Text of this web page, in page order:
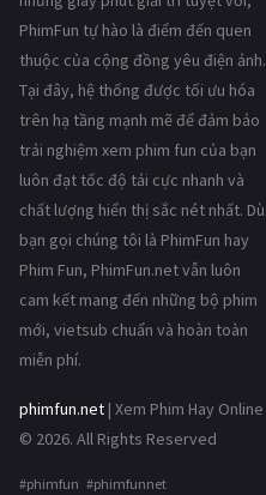
PhimFun tự hào là điểm đến quen
thuộc của cộng đồng yêu điện ảnh.
Tại đây, hệ thống được tối ưu hóa
trên hạ tầng mạnh mẽ để đảm bảo
trải nghiệm xem phim fun của bạn
luôn đạt tốc độ tải cực nhanh và
chất lượng hiển thị sắc nét nhất. Dù
bạn gọi chúng tôi là PhimFun hay
Phim Fun, PhimFun.net vẫn luôn
cam kết mang đến những bộ phim
mới, vietsub chuẩn và hoàn toàn
miễn phí.
phimfun.net | Xem Phim Hay Online
© 2026. All Rights Reserved
#phimfun #phimfunnet